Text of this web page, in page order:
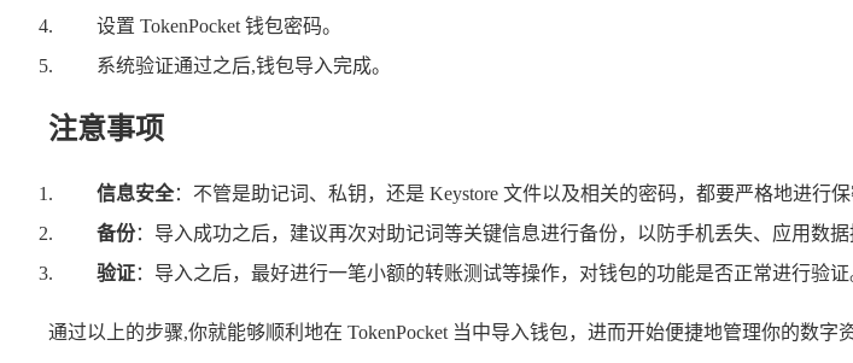
设置 TokenPocket 钱包密码。
系统验证通过之后,钱包导入完成。
注意事项
信息安全：不管是助记词、私钥，还是 Keystore 文件以及相关的密码，都要严格地进行
备份：导入成功之后，建议再次对助记词等关键信息进行备份，以防手机丢失、应用数
验证：导入之后，最好进行一笔小额的转账测试等操作，对钱包的功能是否正常进行验证
通过以上的步骤,你就能够顺利地在 TokenPocket 当中导入钱包，进而开始便捷地管理你的数